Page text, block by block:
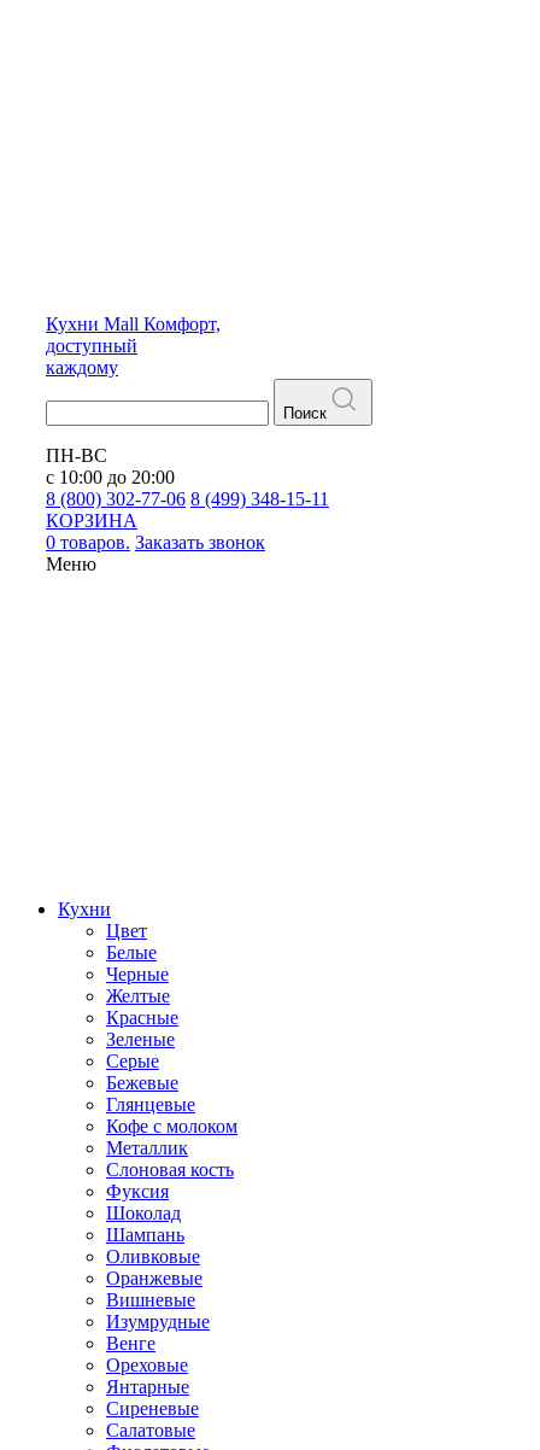
Кухни Mall Комфорт,
доступный
каждому
Поиск
ПН-ВС
с 10:00 до 20:00
8 (800) 302-77-06 8 (499) 348-15-11
КОРЗИНА
0 товаров. Заказать звонок
Меню
Кухни
Цвет
Белые
Черные
Желтые
Красные
Зеленые
Серые
Бежевые
Глянцевые
Кофе с молоком
Металлик
Слоновая кость
Фуксия
Шоколад
Шампань
Оливковые
Оранжевые
Вишневые
Изумрудные
Венге
Ореховые
Янтарные
Сиреневые
Салатовые